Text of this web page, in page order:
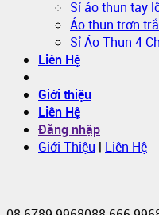
Sỉ áo thun tay
Áo thun trơn
Sỉ Áo Thun 4
Liên Hệ
Giới thiệu
Liên Hệ
Đăng nhập
Giới Thiệu | Liên Hệ